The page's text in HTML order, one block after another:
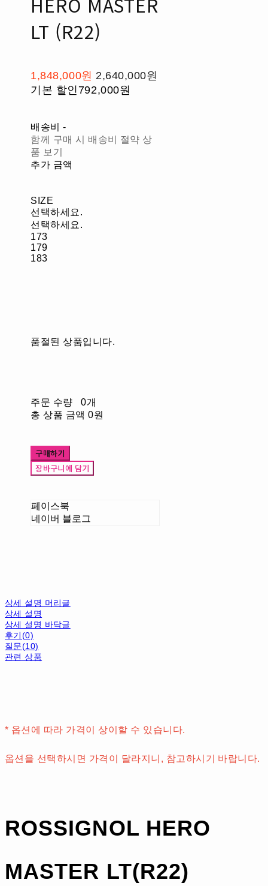
LT (R22)
1,848,000원 2,640,000원
기본 할인 792,000원
배송비-
함께 구매 시 배송비 절약 상
품 보기
추가 금액
SIZE
선택하세요.
선택하세요.
173
179
183
품절된 상품입니다.
주문 수량
0개
총 상품 금액 0원
구매하기
장바구니에 담기
페이스북
네이버 블로그
상세 설명 머리글
상세 설명
상세 설명 바닥글
후기(0)
질문(10)
관련 상품
* 옵션에 따라 가격이 상이할 수 있습니다.
옵션을 선택하시면 가격이 달라지니, 참고하시기 바랍니다.
ROSSIGNOL HERO
MASTER LT(R22)